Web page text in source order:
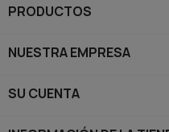
PRODUCTOS
NUESTRA EMPRESA
SU CUENTA